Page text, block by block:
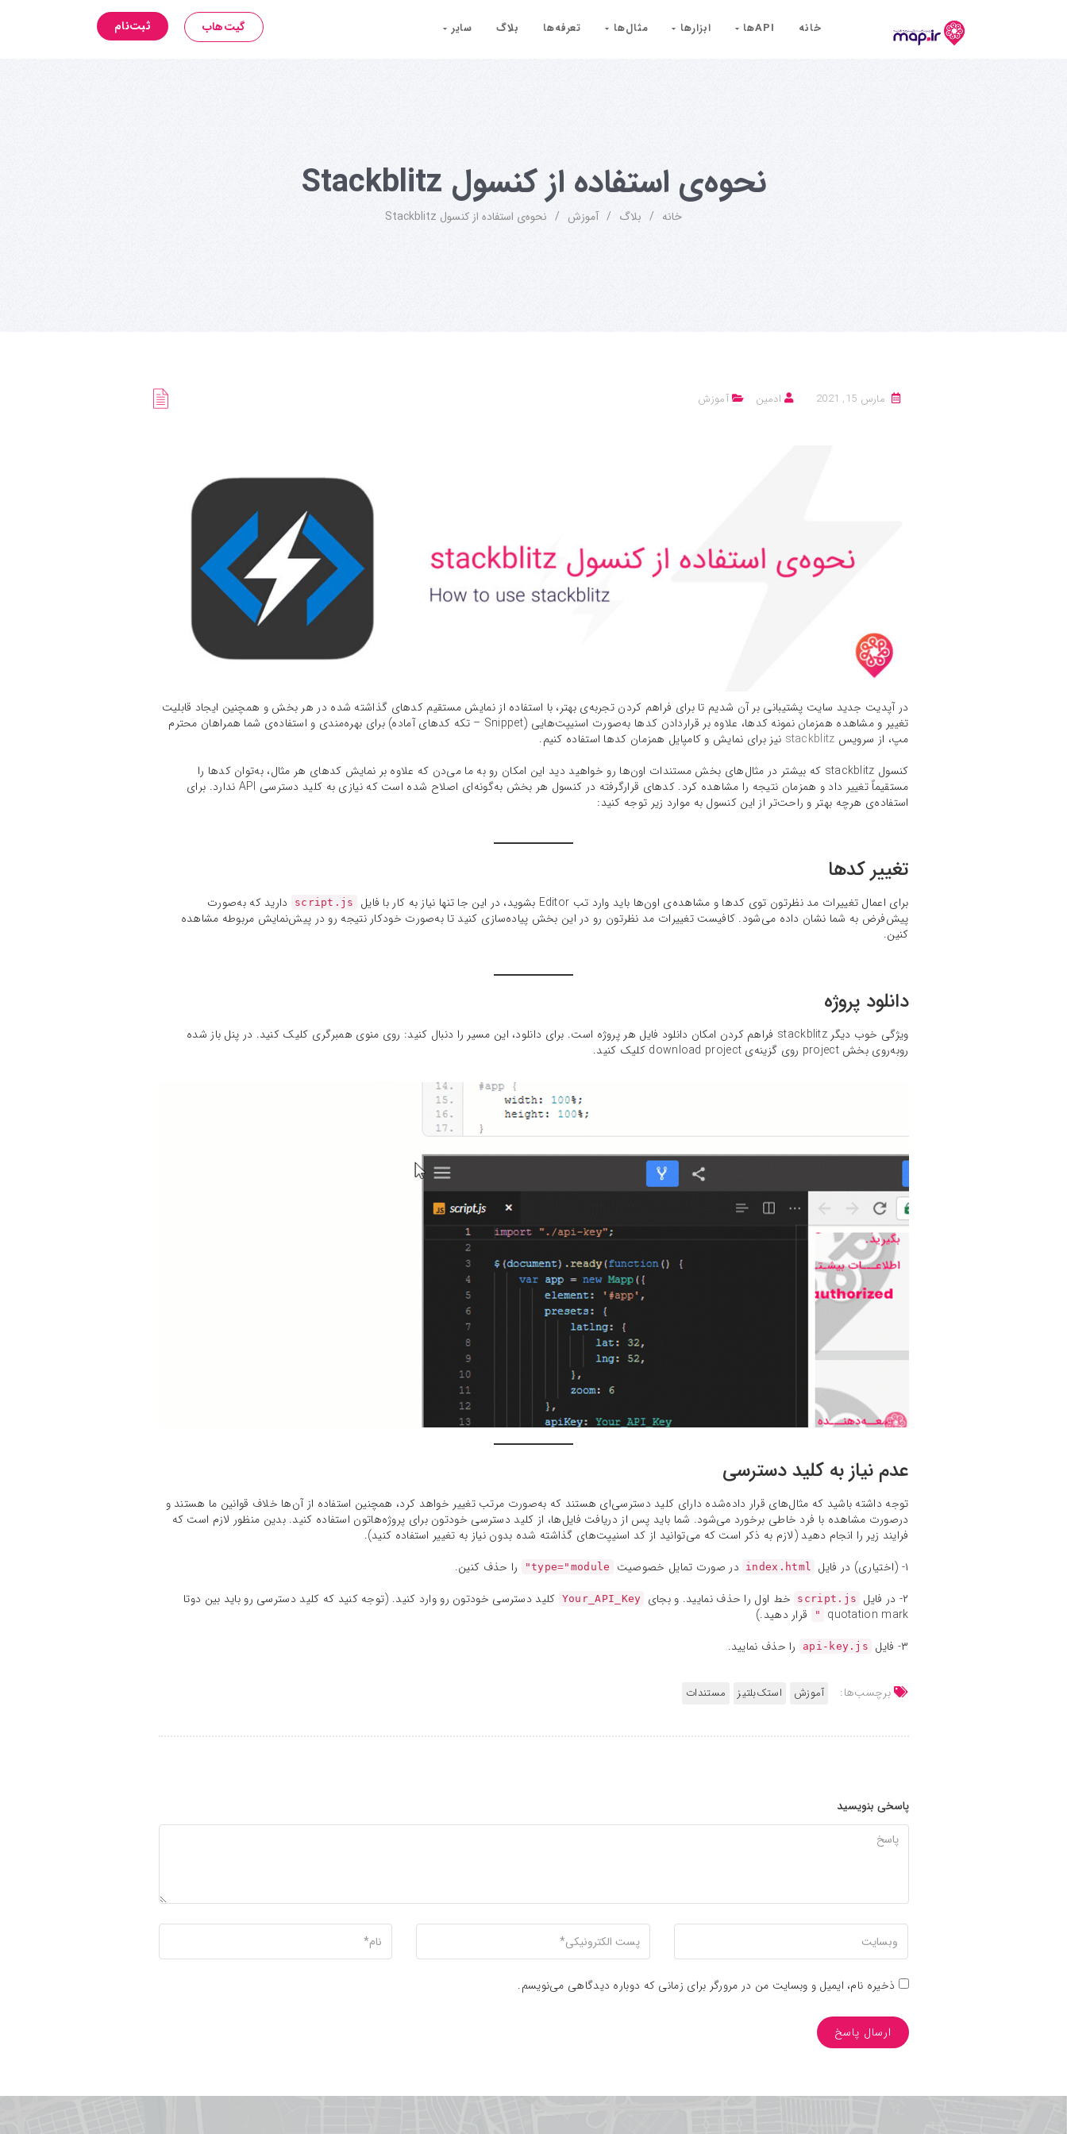
ثبت‌نام گیت‌هاب خانه API‌ها ابزارها مثال‌ها تعرفه‌ها بلاگ سایر
نحوه‌ی استفاده از کنسول Stackblitz
خانه / بلاگ / آموزش / نحوه‌ی استفاده از کنسول Stackblitz
مارس 15, 2021 ادمین آموزش
در آپدیت جدید سایت پشتیبانی بر آن شدیم تا برای فراهم کردن تجربه‌ی بهتر، با استفاده از نمایش مستقیم کدهای گذاشته شده در هر بخش و همچنین ایجاد قابلیت
تغییر و مشاهده همزمان نمونه کدها، علاوه بر قراردادن کدها به‌صورت اسنیپت‌هایی (Snippet – تکه کد‌های آماده) برای بهره‌مندی و استفاده‌ی شما همراهان محترم
مپ، از سرویس stackblitz نیز برای نمایش و کامپایل همزمان کدها استفاده کنیم.
کنسول stackblitz که بیشتر در مثال‌های بخش مستندات اون‌ها رو خواهید دید این امکان رو به ما می‌دن که علاوه بر نمایش کدهای هر مثال، به‌توان کدها را
مستقیماً تغییر داد و همزمان نتیجه را مشاهده کرد. کدهای قرارگرفته در کنسول هر بخش به‌گونه‌ای اصلاح شده است که نیازی به کلید دسترسی API ندارد. برای
استفاده‌ی هرچه بهتر و راحت‌تر از این کنسول به موارد زیر توجه کنید:
تغییر کدها
برای اعمال تغییرات مد نظرتون توی کدها و مشاهده‌ی اون‌ها باید وارد تب Editor بشوید، در این جا تنها نیاز به کار با فایل script.js
دارید که به‌صورت
پیش‌فرض به شما نشان داده می‌شود. کافیست تغییرات مد نظرتون رو در این بخش پیاده‌سازی کنید تا به‌صورت خودکار نتیجه رو در پیش‌نمایش مربوطه مشاهده
کنین.
دانلود پروژه
ویژگی خوب دیگر stackblitz فراهم کردن امکان دانلود فایل هر پروژه است. برای دانلود، این مسیر را دنبال کنید: روی منوی همبرگری کلیک کنید. در پنل باز شده
روبه‌روی بخش project روی گزینه‌ی download project کلیک کنید.
عدم نیاز به کلید دسترسی
توجه داشته باشید که مثال‌های قرار داده‌شده دارای کلید دسترسی‌ای هستند که به‌صورت مرتب تغییر خواهد کرد، همچنین استفاده از آن‌ها خلاف قوانین ما هستند و
درصورت مشاهده با فرد خاطی برخورد می‌شود. شما باید پس از دریافت فایل‌ها، از کلید دسترسی خودتون برای پروژه‌هاتون استفاده کنید. بدین منظور لازم است که
فرایند زیر را انجام دهید (لازم به ذکر است که می‌توانید از کد اسنیپت‌های گذاشته شده بدون نیاز به تغییر استفاده کنید).
۱- (اختیاری) در فایل
index.html در صورت تمایل خصوصیت type="module"
را حذف کنین.
۲- در فایل
script.js خط اول را حذف نمایید. و بجای Your_API_Key کلید دسترسی خودتون رو وارد کنید. (توجه کنید که کلید دسترسی رو باید بین دوتا
quotation mark
"
قرار دهید.)
۳- فایل
api-key.js را حذف نمایید.
برچسب‌ها: آموزش استک‌بلتیز مستندات
پاسخی بنویسید
پاسخ
ذخیره نام، ایمیل و وبسایت من در مرورگر برای زمانی که دوباره دیدگاهی می‌نویسم.